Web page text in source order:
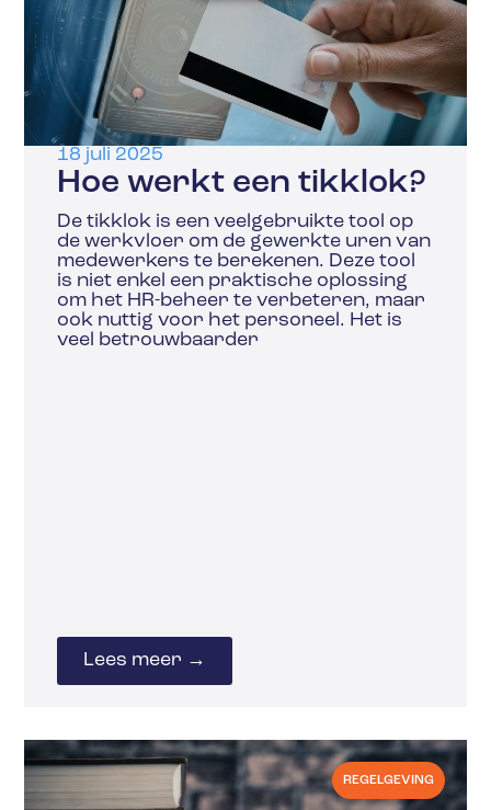
18 juli 2025
Hoe werkt een tikklok?
De tikklok is een veelgebruikte tool op
de werkvloer om de gewerkte uren van
medewerkers te berekenen. Deze tool
is niet enkel een praktische oplossing
om het HR-beheer te verbeteren, maar
ook nuttig voor het personeel. Het is
veel betrouwbaarder
Lees meer →
REGELGEVING